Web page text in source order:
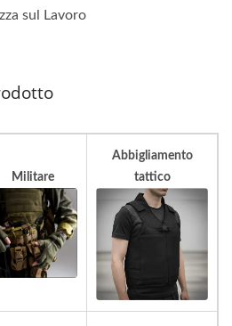
sul Lavoro
Militare
Abbigliamento
tattico